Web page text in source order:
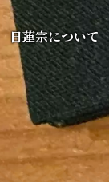
日蓮宗について